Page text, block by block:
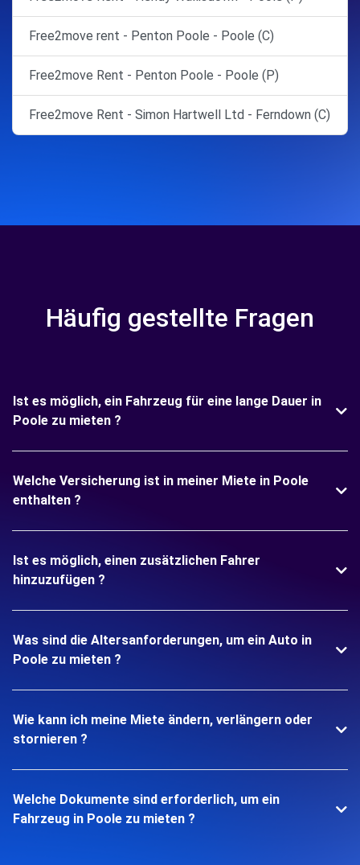
Free2move rent - Penton Poole - Poole (C)
Free2move Rent - Penton Poole - Poole (P)
Free2move Rent - Simon Hartwell Ltd - Ferndown (C)
Häufig gestellte Fragen
Ist es möglich, ein Fahrzeug für eine lange Dauer in
Poole zu mieten ?
Welche Versicherung ist in meiner Miete in Poole
enthalten ?
Ist es möglich, einen zusätzlichen Fahrer
hinzuzufügen ?
Was sind die Altersanforderungen, um ein Auto in
Poole zu mieten ?
Wie kann ich meine Miete ändern, verlängern oder
stornieren ?
Welche Dokumente sind erforderlich, um ein
Fahrzeug in Poole zu mieten ?